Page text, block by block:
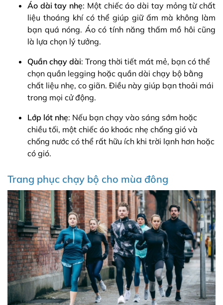
Áo dài tay nhẹ: Một chiếc áo dài tay mỏng từ chất
liệu thoáng khí có thể giúp giữ ấm mà không làm
bạn quá nóng. Áo có tính năng thấm mồ hôi cũng
là lựa chọn lý tưởng.
Quần chạy dài: Trong thời tiết mát mẻ, bạn có thể
chọn quần legging hoặc quần dài chạy bộ bằng
chất liệu nhẹ, co giãn. Điều này giúp bạn thoải mái
trong mọi cử động.
Lớp lót nhẹ: Nếu bạn chạy vào sáng sớm hoặc
chiều tối, một chiếc áo khoác nhẹ chống gió và
chống nước có thể rất hữu ích khi trời lạnh hơn hoặc
có gió.
Trang phục chạy bộ cho mùa đông